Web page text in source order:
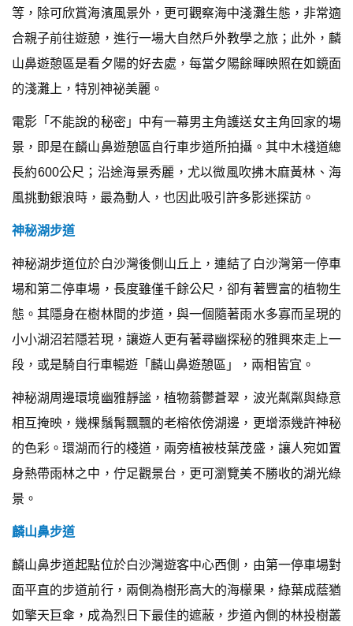
等，除可欣賞海濱風景外，更可觀察海中淺灘生態，非常適
合親子前往遊憩，進行一場大自然戶外教學之旅；此外，麟
山鼻遊憩區是看夕陽的好去處，每當夕陽餘暉映照在如鏡面
的淺灘上，特別神祕美麗。
電影「不能說的秘密」中有一幕男主角護送女主角回家的場
景，即是在麟山鼻遊憩區自行車步道所拍攝。其中木棧道總
長約600公尺；沿途海景秀麗，尤以微風吹拂木麻黃林、海
風挑動銀浪時，最為動人，也因此吸引許多影迷探訪。
神秘湖步道
神秘湖步道位於白沙灣後側山丘上，連結了白沙灣第一停車
場和第二停車場，長度雖僅千餘公尺，卻有著豐富的植物生
態。其隱身在樹林間的步道，與一個隨著雨水多寡而呈現的
小小湖沼若隱若現，讓遊人更有著尋幽探秘的雅興來走上一
段，或是騎自行車暢遊「麟山鼻遊憩區」，兩相皆宜。
神秘湖周邊環境幽雅靜謐，植物蓊鬱蒼翠，波光粼粼與綠意
相互掩映，幾棵鬚髯飄飄的老榕依傍湖邊，更增添幾許神秘
的色彩。環湖而行的棧道，兩旁植被枝葉茂盛，讓人宛如置
身熱帶雨林之中，佇足觀景台，更可瀏覽美不勝收的湖光綠
景。
麟山鼻步道
麟山鼻步道起點位於白沙灣遊客中心西側，由第一停車場對
面平直的步道前行，兩側為樹形高大的海檬果，綠葉成蔭猶
如擎天巨傘，成為烈日下最佳的遮蔽，步道內側的林投樹叢